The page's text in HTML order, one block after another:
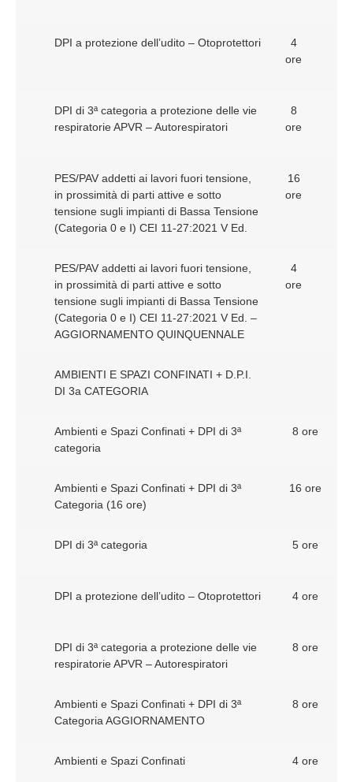
DPI a protezione dell’udito – Otoprotettori
4
ore
DPI di 3ª categoria a protezione delle vie
respiratorie APVR – Autorespiratori
8
ore
PES/PAV addetti ai lavori fuori tensione,
in prossimità di parti attive e sotto
tensione sugli impianti di Bassa Tensione
(Categoria 0 e I) CEI 11-27:2021 V Ed.
16
ore
PES/PAV addetti ai lavori fuori tensione,
in prossimità di parti attive e sotto
tensione sugli impianti di Bassa Tensione
(Categoria 0 e I) CEI 11-27:2021 V Ed. –
AGGIORNAMENTO QUINQUENNALE
4
ore
AMBIENTI E SPAZI CONFINATI + D.P.I.
DI 3a CATEGORIA
Ambienti e Spazi Confinati + DPI di 3ª
categoria
8 ore
Ambienti e Spazi Confinati + DPI di 3ª
Categoria (16 ore)
16 ore
DPI di 3ª categoria 5 ore
DPI a protezione dell’udito – Otoprotettori 4 ore
DPI di 3ª categoria a protezione delle vie
respiratorie APVR – Autorespiratori
8 ore
Ambienti e Spazi Confinati + DPI di 3ª
Categoria AGGIORNAMENTO
8 ore
Ambienti e Spazi Confinati 4 ore